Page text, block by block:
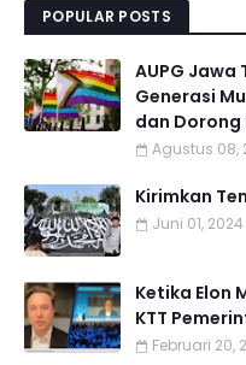
POPULAR POSTS
AUPG Jawa
Generasi
dan Dorong
Agustus 08,
Kirimkan
Juni 01, 2024
Ketika Elon
KTT
Februari 20,